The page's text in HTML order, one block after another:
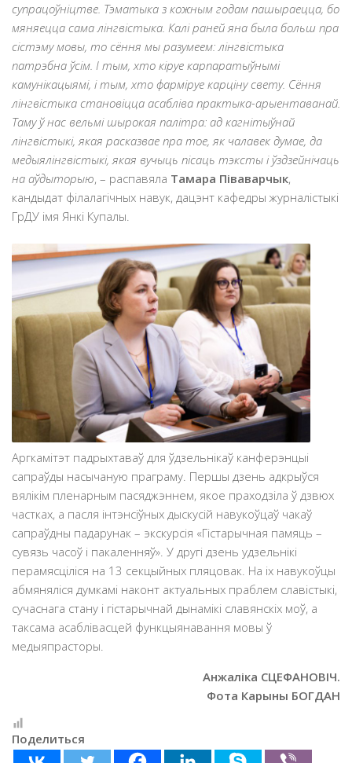
супрацоўніцтве. Тэматыка з кожным годам пашыраецца, бо
мяняецца сама лінгвістыка. Калі раней яна была больш пра
сістэму мовы, то сёння мы разумеем: лінгвістыка
патрэбна ўсім. І тым, хто кіруе карпаратыўнымі
камунікацыямі, і тым, хто фарміруе карціну свету. Сёння
лінгвістыка становіцца асабліва практыка-арыентаванай.
Таму ў нас вельмі шырокая палітра: ад кагнітыўнай
лінгвістыкі, якая расказвае пра тое, як чалавек думае, да
медыялінгвістыкі, якая вучыць пісаць тэксты і ўздзейнічаць
на аўдыторыю, – распавяла Тамара Піваварчык,
кандыдат філалагічных навук, дацэнт кафедры журналістыкі
ГрДУ імя Янкі Купалы.
Аргкамітэт падрыхтаваў для ўдзельнікаў канферэнцыі
сапраўды насычаную праграму. Першы дзень адкрыўся
вялікім пленарным пасяджэннем, якое праходзіла ў дзвюх
частках, а пасля інтэнсіўных дыскусій навукоўцаў чакаў
сапраўдны падарунак – экскурсія «Гістарычная памяць –
сувязь часоў і пакаленняў». У другі дзень удзельнікі
перамясціліся на 13 секцыйных пляцовак. На іх навукоўцы
абмяняліся думкамі наконт актуальных праблем славістыкі,
сучаснага стану і гістарычнай дынамікі славянскіх моў, а
таксама асаблівасцей функцыянавання мовы ў
медыяпрасторы.
Анжаліка СЦЕФАНОВІЧ.
Фота Карыны БОГДАН
Поделиться